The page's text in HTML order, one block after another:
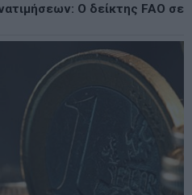
Ο δείκτης FAO σε